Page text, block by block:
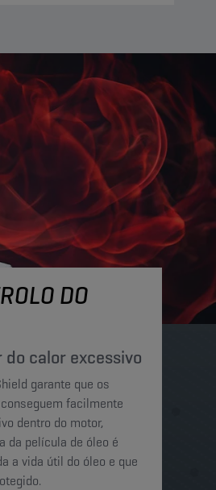
DO
calor excessivo​​
garante que os
facilmente
dentro do motor,
da película de óleo é
a vida útil do óleo e que